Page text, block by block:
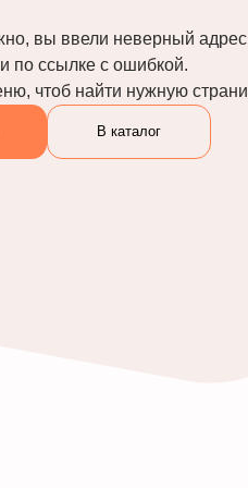
вы ввели неверный адрес
по ссылке с ошибкой.
чтоб найти нужную
В каталог